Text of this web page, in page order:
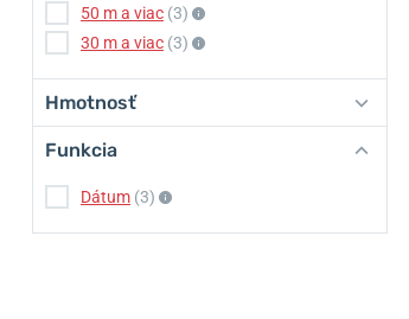
50 m a viac (3)
30 m a viac (3)
Hmotnosť
Funkcia
Dátum (3)